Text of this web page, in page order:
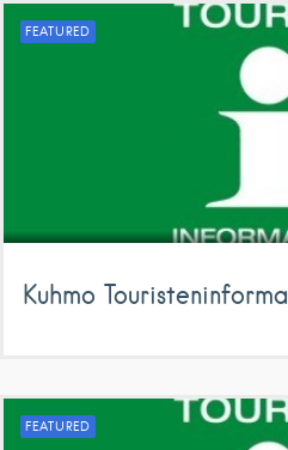
FEATURED
Kuhmo
FEATURED